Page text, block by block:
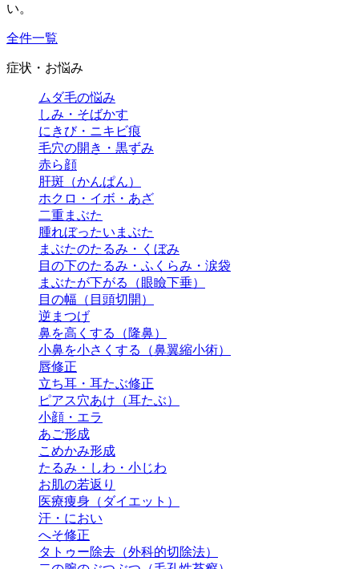
い。
全件一覧
症状・お悩み
ムダ毛の悩み
しみ・そばかす
にきび・ニキビ痕
毛穴の開き・黒ずみ
赤ら顔
肝斑（かんぱん）
ホクロ・イボ・あざ
二重まぶた
腫れぼったいまぶた
まぶたのたるみ・くぼみ
目の下のたるみ・ふくらみ・涙袋
まぶたが下がる（眼瞼下垂）
目の幅（目頭切開）
逆まつげ
鼻を高くする（隆鼻）
小鼻を小さくする（鼻翼縮小術）
唇修正
立ち耳・耳たぶ修正
ピアス穴あけ（耳たぶ）
小顔・エラ
あご形成
こめかみ形成
たるみ・しわ・小じわ
お肌の若返り
医療痩身（ダイエット）
汗・におい
へそ修正
タトゥー除去（外科的切除法）